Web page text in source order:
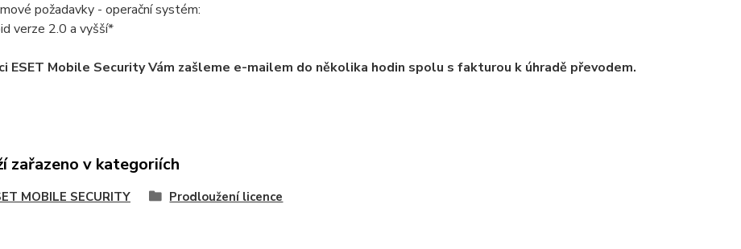
požadavky - operační systém:
verze 2.0 a vyšší*
ESET Mobile Security Vám zašleme e-mailem do několika hodin spolu s fakturou k úhradě převodem.
zařazeno v kategoriích
MOBILE SECURITY Prodloužení licence